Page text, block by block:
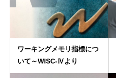
ワーキングメモリ指標につ
いて～WISC-Ⅳより